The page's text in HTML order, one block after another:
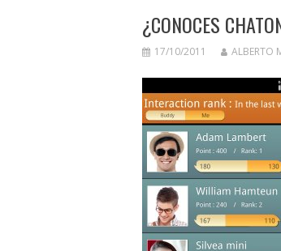
¿CONOCES
17/10/2011 ALBERTO